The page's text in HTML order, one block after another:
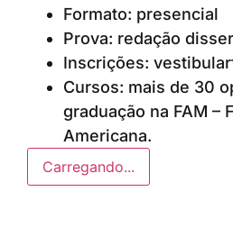
Formato: presencial
Prova: redação
Inscrições:
Cursos: mais de 30
graduação na FAM –
Americana.
Carregando...